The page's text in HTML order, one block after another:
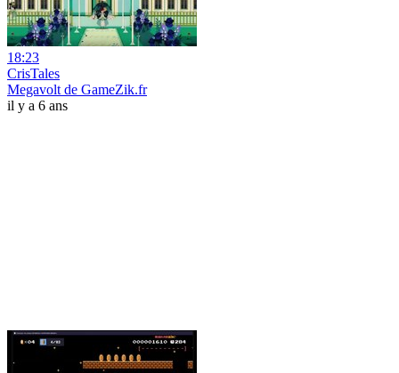
18:23
CrisTales
Megavolt de GameZik.fr
il y a 6 ans